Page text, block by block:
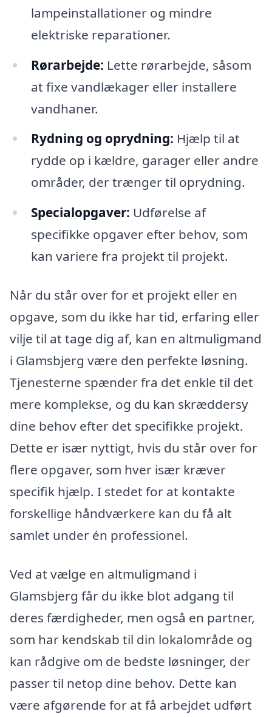
lampeinstallationer og mindre
elektriske reparationer.
Rørarbejde: Lette rørarbejde, såsom
at fixe vandlækager eller installere
vandhaner.
Rydning og oprydning: Hjælp til at
rydde op i kældre, garager eller andre
områder, der trænger til oprydning.
Specialopgaver: Udførelse af
specifikke opgaver efter behov, som
kan variere fra projekt til projekt.
Når du står over for et projekt eller en
opgave, som du ikke har tid, erfaring eller
vilje til at tage dig af, kan en altmuligmand
i Glamsbjerg være den perfekte løsning.
Tjenesterne spænder fra det enkle til det
mere komplekse, og du kan skræddersy
dine behov efter det specifikke projekt.
Dette er især nyttigt, hvis du står over for
flere opgaver, som hver især kræver
specifik hjælp. I stedet for at kontakte
forskellige håndværkere kan du få alt
samlet under én professionel.
Ved at vælge en altmuligmand i
Glamsbjerg får du ikke blot adgang til
deres færdigheder, men også en partner,
som har kendskab til din lokalområde og
kan rådgive om de bedste løsninger, der
passer til netop dine behov. Dette kan
være afgørende for at få arbejdet udført